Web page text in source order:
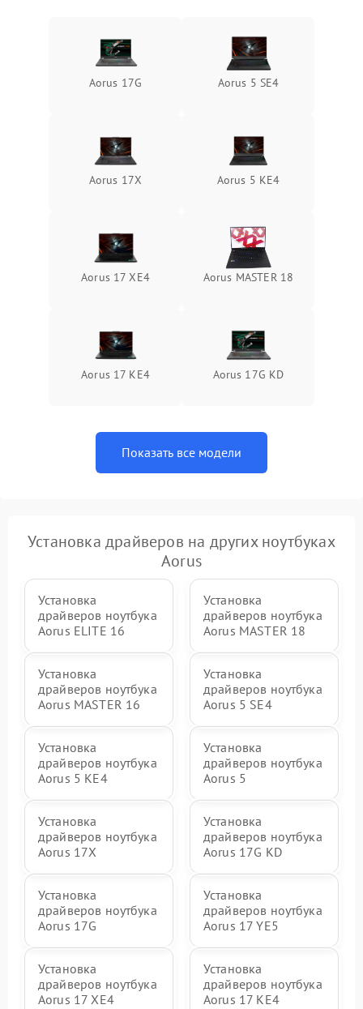
оперативной памяти:
вылеты приложений,
синие экраны
Подробнее →
Aorus 17G Aorus 5 SE4
Aorus 17X Aorus 5 KE4
Aorus 17 XE4 Aorus MASTER 18
Aorus 17 KE4 Aorus 17G KD
Показать все модели
Установка драйверов на других ноутбуках
Aorus
Установка
драйверов ноутбука
Aorus ELITE 16
Установка
драйверов ноутбука
Aorus MASTER 18
Установка
драйверов ноутбука
Aorus MASTER 16
Установка
драйверов ноутбука
Aorus 5 SE4
Установка
драйверов ноутбука
Aorus 5 KE4
Установка
драйверов ноутбука
Aorus 5
Установка
драйверов ноутбука
Aorus 17X
Установка
драйверов ноутбука
Aorus 17G KD
Установка
драйверов ноутбука
Aorus 17G
Установка
драйверов ноутбука
Aorus 17 YE5
Установка
драйверов ноутбука
Aorus 17 XE4
Установка
драйверов ноутбука
Aorus 17 KE4